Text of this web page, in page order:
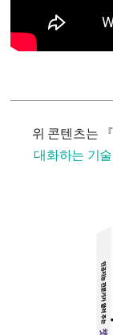
위 콘텐츠는 『
대화하는 기술